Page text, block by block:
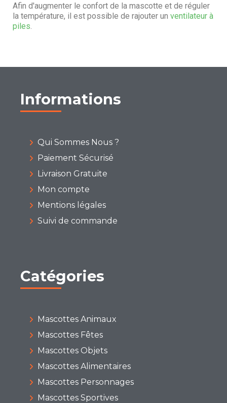
Afin d'augmenter le confort de la mascotte et de réguler
la température, il est possible de rajouter un ventilateur à
piles.
Informations
Qui Sommes Nous ?
Paiement Sécurisé
Livraison Gratuite
Mon compte
Mentions légales
Suivi de commande
Catégories
Mascottes Animaux
Mascottes Fêtes
Mascottes Objets
Mascottes Alimentaires
Mascottes Personnages
Mascottes Sportives